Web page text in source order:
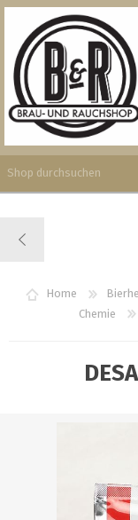
WUNSCHLISTE
Home
Chemie